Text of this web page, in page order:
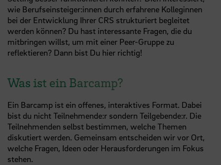
wie Berufseinsteiger:innen durch erfahrene Kolleginnen
bei der Entwicklung Ihrer CRS strukturiert begleitet
werden können? Du hast interessante Fragen, die du
mitbringen willst, um mit einer Peer-Gruppe zu
reflektieren? Dann bist Du hier richtig!
Was ist ein Barcamp?
Ein Barcamp ist ein offenes, interaktives Format. Dabei
bist du nicht Teilnehmende:r sondern Teilgebende:r. Die
Teilnehmenden selbst bestimmen, welche Themen
diskutiert werden. Gemeinsam entscheiden wir vor Ort,
welche Fragen, Ideen oder Herausforderungen im Fokus
stehen.